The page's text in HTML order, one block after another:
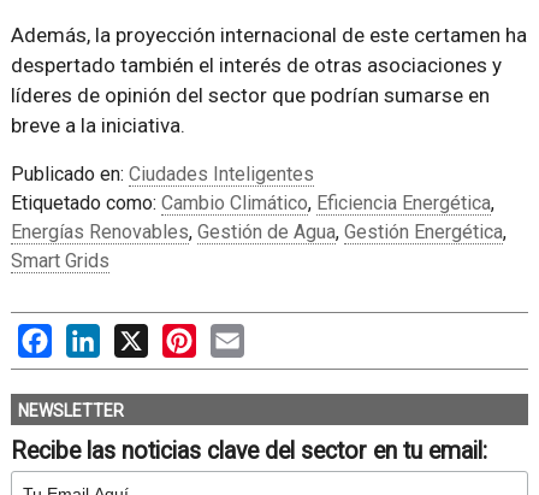
Además, la proyección internacional de este certamen ha
despertado también el interés de otras asociaciones y
líderes de opinión del sector que podrían sumarse en
breve a la iniciativa.
Publicado en: Ciudades Inteligentes
Etiquetado como: Cambio Climático, Eficiencia Energética,
Energías Renovables, Gestión de Agua, Gestión Energética,
Smart Grids
FacebookLinkedIn
X PinterestEmail
NEWSLETTER
Recibe las noticias clave del sector en tu email: